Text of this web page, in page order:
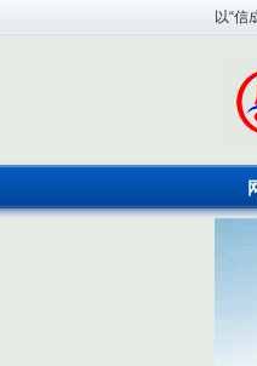
以“信